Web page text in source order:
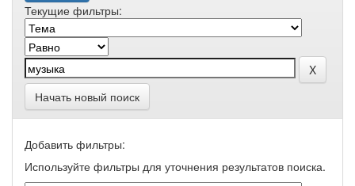
Текущие фильтры:
Начать новый поиск
Добавить фильтры:
Используйте фильтры для уточнения результатов поиска.